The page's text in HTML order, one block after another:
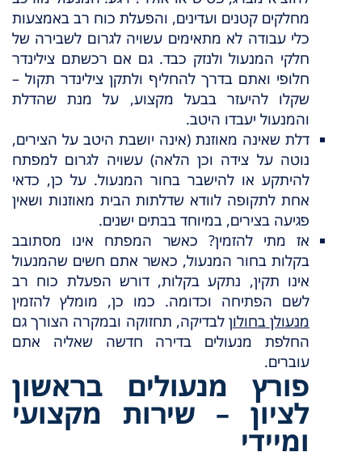
מחלקים קטנים ועדינים, והפעלת כוח רב באמצעות
כלי עבודה לא מתאימים עשויה לגרום לשבירה של
חלקי המנעול ולנזק כבד. גם אם רכשתם צילינדר
חלופי ואתם בדרך להחליף ולתקן צילינדר תקול –
שקלו להיעזר בבעל מקצוע, על מנת שהדלת
והמנעול יעבדו היטב.
דלת שאינה מאוזנת (אינה יושבת היטב על הצירים,
נוטה על צידה וכן הלאה) עשויה לגרום למפתח
להיתקע או להישבר בחור המנעול. על כן, כדאי
אחת לתקופה לוודא שדלתות הבית מאוזנות ושאין
פגיעה בצירים, במיוחד בבתים ישנים.
אז מתי להזמין? כאשר המפתח אינו מסתובב
בקלות בחור המנעול, כאשר אתם חשים שהמנעול
אינו תקין, נתקע בקלות, דורש הפעלת כוח רב
לשם הפתיחה וכדומה. כמו כן, מומלץ להזמין
מנעולן בחולון לבדיקה, תחזוקה ובמקרה הצורך גם
החלפת מנעולים בדירה חדשה שאליה אתם
עוברים.
פורץ מנעולים בראשון
לציון – שירות מקצועי
ומיידי